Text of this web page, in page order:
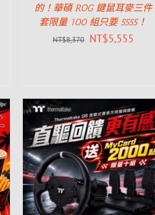
的！華碩 ROG 鍵鼠耳麥三件
套限量 100 組只要 5555！
NT$8,370 NT$5,555